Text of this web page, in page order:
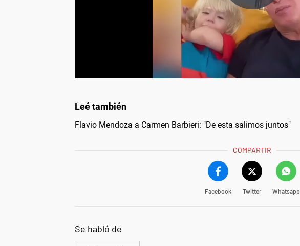
Flavio Mendoza a Carmen Barbieri: "De esta salimos juntos"
COMPARTIR
Facebook Twitter Whatsapp
Se habló de